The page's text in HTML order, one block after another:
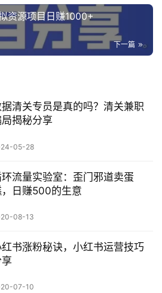
资源项目日赚1000+
下一篇
清关专员是真的吗？清关兼职
揭秘分享
05-28
流量实验室：歪门邪道卖蛋
日赚500的生意
08-13
书涨粉秘诀，小红书运营技巧
享
07-10